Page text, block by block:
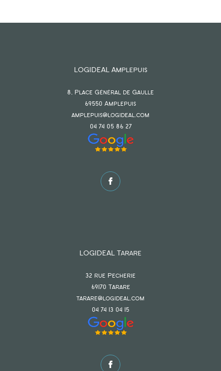
LOGIDEAL Amplepuis
8, Place Général de Gaulle
69550 amplepuis
amplepuis@logideal.com
04 74 05 86 27
LOGIDEAL Tarare
32 rue Pecherie
69170 tarare
tarare@logideal.com
04 74 13 04 15